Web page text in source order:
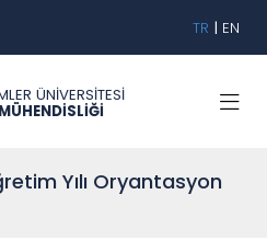
TR | EN
ÜNİVERSİTESİ
Yılı Oryantasyon